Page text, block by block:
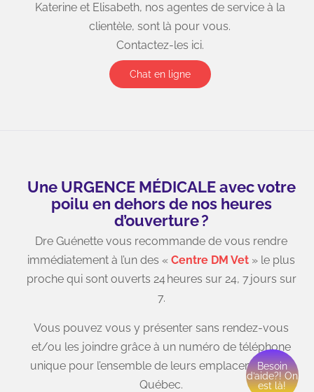
Heures d’ouverture
Vaudreuil-Dorion, Brossard & Montréal
Vendredi: 9:00 - 20:00
Samedi: 9:00 - 17:00
Dimanche: 9:00 - 17:00
Soyez aux premières loges lors d’annonces de
nouveautés ou de promotions en vous abonnant
TikTok ou Instagram.
Katerine et Elisabeth, nos agentes de service à la
clientèle, sont là pour vous.
Contactez-les ici.
Chat en ligne
Une URGENCE MÉDICALE avec votre
poilu en dehors de nos heures
d’ouverture ?
Dre Guénette vous recommande de vous rendre
immédiatement à l’un des « Centre DM Vet » le plus
proche qui sont ouverts 24 heures sur 24, 7 jours sur
7.
Vous pouvez vous y présenter sans rendez-vous
et/ou les joindre grâce à un numéro de téléphone
unique pour l’ensemble de leurs emplacements au
Québec.
Besoin
d’aide?! On
est là!